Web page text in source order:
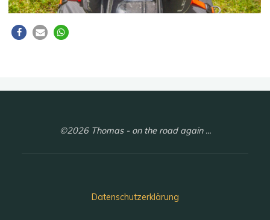
©2026 Thomas - on the road again ...
Datenschutzerklärung